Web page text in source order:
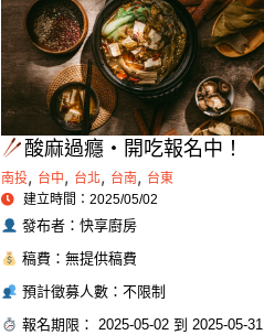
酸麻過癮・開吃報名中！
南投, 台中, 台北, 台南, 台東
建立時間：2025/05/02
發布者：快享廚房
稿費：無提供稿費
預計徵募人數：不限制
報名期限： 2025-05-02 到 2025-05-31